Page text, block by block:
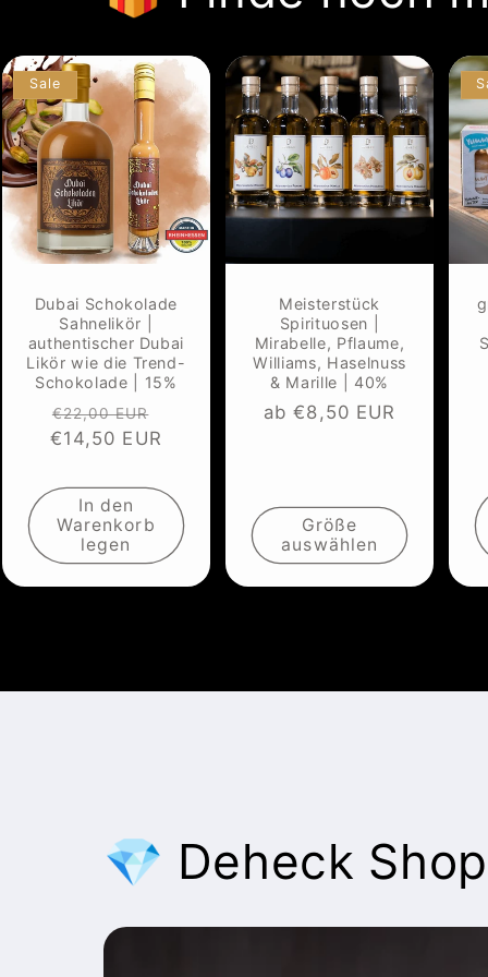
Sale
Dubai Schokolade
Sahnelikör |
authentischer Dubai
Likör wie die Trend-
Schokolade | 15%
Normaler
Preis
€22,00 EUR
Verkaufspreis
€14,50 EUR
In den
Warenkorb
legen
Meisterstück
Spirituosen |
Mirabelle, Pflaume,
Williams, Haselnuss
& Marille | 40%
Normaler
ab €8,50 EUR
Größe
auswählen
💎 Deheck